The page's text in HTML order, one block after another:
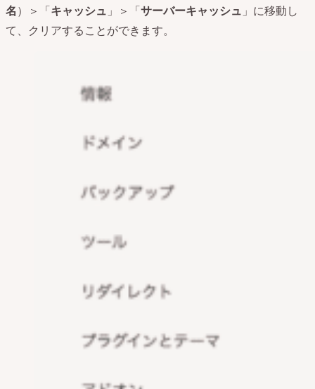
名）＞「キャッシュ 」＞「サーバーキャッシュ 」に移動し
て、クリアすることができます。